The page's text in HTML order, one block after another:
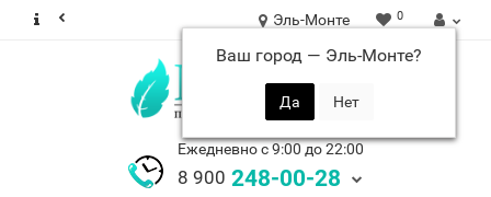
Эль-Монте
Ваш город — Эль-Монте?
0
Ежедневно с 9:00 до 22:00
8 900 248-00-28